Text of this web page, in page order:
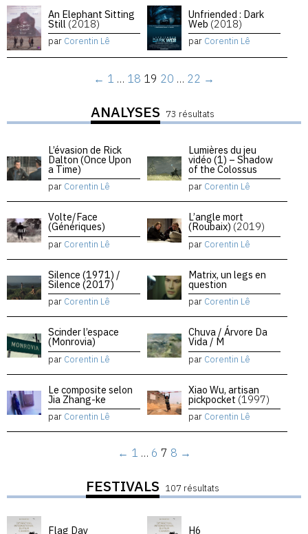
An Elephant Sitting
Still (2018)
par Corentin Lê
Unfriended : Dark
Web (2018)
par Corentin Lê
← 1 … 18 19 20 … 22 →
ANALYSES 73 résultats
L’évasion de Rick
Dalton (Once Upon
a Time)
par Corentin Lê
Lumières du jeu
vidéo (1) – Shadow
of the Colossus
par Corentin Lê
Volte/Face
(Génériques)
par Corentin Lê
L’angle mort
(Roubaix) (2019)
par Corentin Lê
Silence (1971) /
Silence (2017)
par Corentin Lê
Matrix, un legs en
question
par Corentin Lê
Scinder l’espace
(Monrovia)
par Corentin Lê
Chuva / Árvore Da
Vida / M
par Corentin Lê
Le composite selon
Jia Zhang-ke
par Corentin Lê
Xiao Wu, artisan
pickpocket (1997)
par Corentin Lê
← 1 … 6 7 8 →
FESTIVALS 107 résultats
Flag Day H6